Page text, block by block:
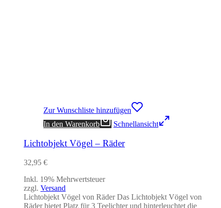
Zur Wunschliste hinzufügen
In den Warenkorb
Schnellansicht
Lichtobjekt Vögel – Räder
32,95 €
Inkl. 19% Mehrwertsteuer
zzgl. Versand
Lichtobjekt Vögel von Räder Das Lichtobjekt Vögel von
Räder bietet Platz für 3 Teelichter und hinterleuchtet die